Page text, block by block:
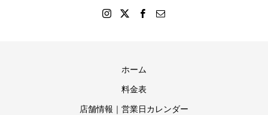
ホーム
料金表
店舗情報｜営業日カレンダー